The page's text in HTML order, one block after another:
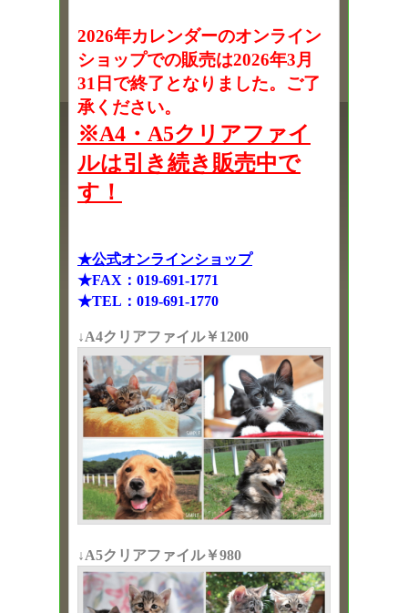
2026年カレンダーのオンライン
ショップでの販売は2026年3月
31日で終了となりました。ご了
承ください。
※A4・A5クリアファイ
ルは引き続き販売中で
す！
★公式オンラインショップ
★FAX：019-691-1771
★TEL：019-691-1770
↓A4クリアファイル￥1200
↓A5クリアファイル￥980